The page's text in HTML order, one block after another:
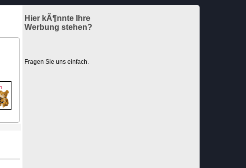
Hier kÃ¶nnte Ihre
Werbung stehen?
Fragen Sie uns einfach.